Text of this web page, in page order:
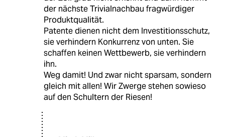
der nächste Trivialnachbau fragwürdiger
Produktqualität.
Patente dienen nicht dem Investitionsschutz,
sie verhindern Konkurrenz von unten. Sie
schaffen keinen Wettbewerb, sie verhindern
ihn.
Weg damit! Und zwar nicht sparsam, sondern
gleich mit allen! Wir Zwerge stehen sowieso
auf den Schultern der Riesen!